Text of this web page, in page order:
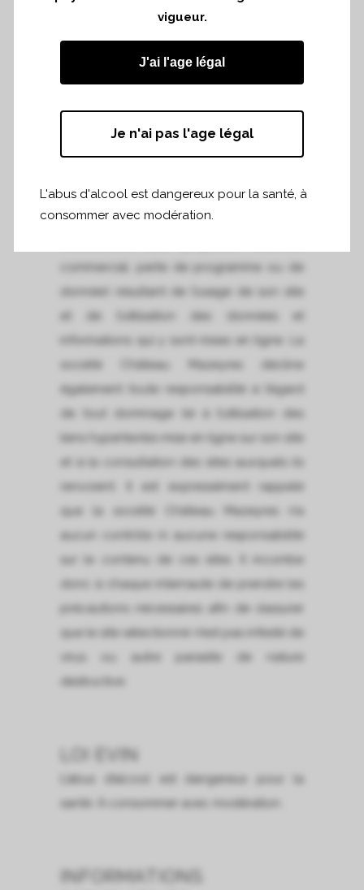
exactitude est périodiquement contrôlée
et leur mise à jour assurée régulièrement.
Des erreurs ou omissions indépendantes
dans les pages de son site. En tout état
Château Mazeyres ne saurait être retenue
en cas de préjudice direct ou indirect
commercial, perte de programme ou de
donnée) résultant de l’usage de son site
et de l’utilisation des données et
informations qui y sont mises en ligne. La
société Château Mazeyres décline
également toute responsabilité à l’égard
de tout dommage lié à l’utilisation des
liens hypertextes mise en ligne sur son site
et à la consultation des sites auxquels ils
renvoient. Il est expressément rappelé
que la société Château Mazeyres n’a
aucun contrôle ni aucune responsabilité
sur le contenu de ces sites. Il incombe
donc à chaque internaute de prendre les
précautions nécessaires afin de s’assurer
que le site sélectionné n’est pas infesté de
virus ou autre parasite de nature
destructive.
LOI EVIN
L’abus d’alcool est dangereux pour la
santé. À consommer avec modération.
INFORMATIONS
vigueur.
J'ai l'age légal
Je n'ai pas l'age légal
L'abus d'alcool est dangereux pour la santé, à
consommer avec modération.